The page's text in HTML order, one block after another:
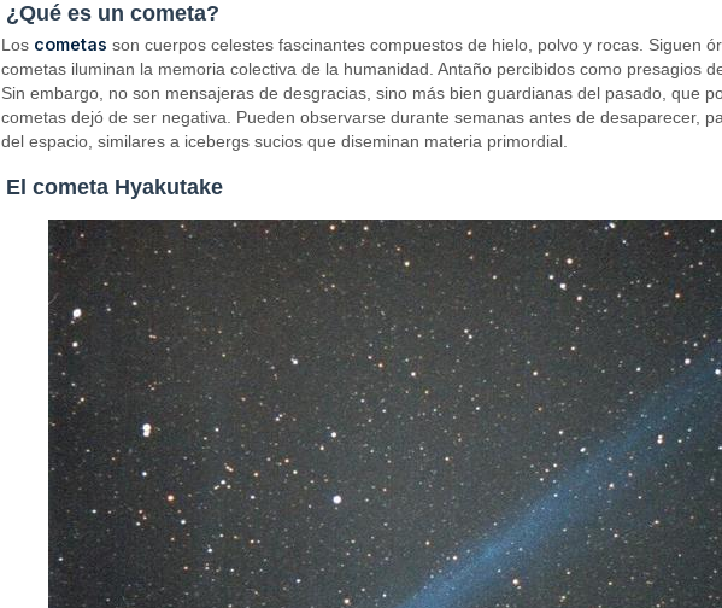
¿Qué es un cometa?
Los cometas son cuerpos celestes fascinantes compuestos de hielo, polvo y rocas. Siguen
cometas iluminan la memoria colectiva de la humanidad. Antaño percibidos como
Sin embargo, no son mensajeras de desgracias, sino más bien guardianas del pasado, que
cometas dejó de ser negativa. Pueden observarse durante semanas antes de desaparecer,
del espacio, similares a icebergs sucios que diseminan materia primordial.
El cometa Hyakutake